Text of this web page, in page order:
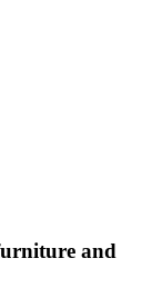
and